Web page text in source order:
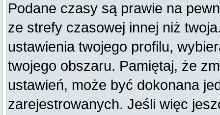
Podane czasy są prawie na
ze strefy czasowej innej niż
ustawienia twojego profilu,
twojego obszaru. Pamiętaj, że
ustawień, może być dokonana
zarejestrowanych. Jeśli więc